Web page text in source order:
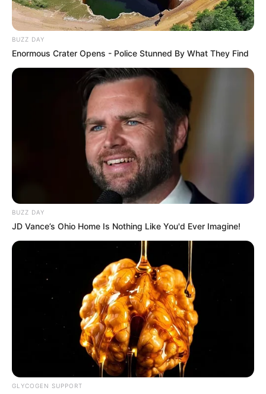
BUZZ DAY
Enormous Crater Opens - Police Stunned By What They Find
BUZZ DAY
JD Vance’s Ohio Home Is Nothing Like You'd Ever Imagine!
GLYCOGEN SUPPORT